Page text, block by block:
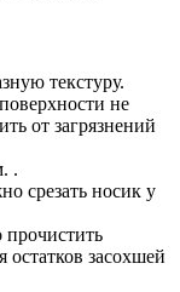
текстуру.
не
от загрязнений
.
срезать носик у
остатков засохшей